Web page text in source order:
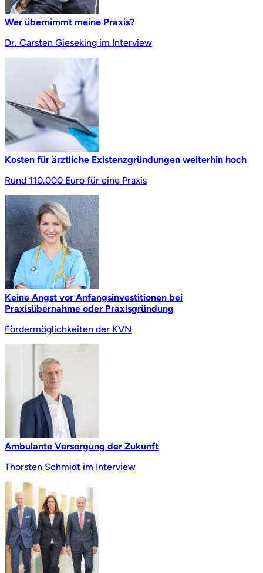
Wer übernimmt meine Praxis?
Dr. Carsten Gieseking im Interview
Kosten für ärztliche Existenzgründungen weiterhin hoch
Rund 110.000 Euro für eine Praxis
Keine Angst vor Anfangsinvestitionen bei
Praxisübernahme oder Praxisgründung
Fördermöglichkeiten der KVN
Ambulante Versorgung der Zukunft
Thorsten Schmidt im Interview